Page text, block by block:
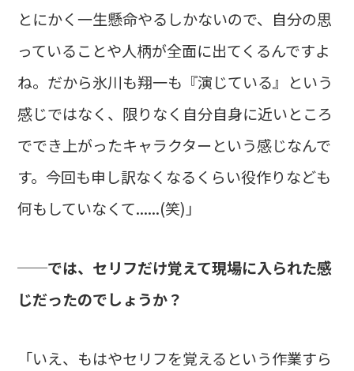
とにかく一生懸命やるしかないので、自分の思
っていることや人柄が全面に出てくるんですよ
ね。だから氷川も翔一も『演じている』という
感じではなく、限りなく自分自身に近いところ
ででき上がったキャラクターという感じなんで
す。今回も申し訳なくなるくらい役作りなども
何もしていなくて......(笑)」
──では、セリフだけ覚えて現場に入られた感
じだったのでしょうか？
「いえ、もはやセリフを覚えるという作業すら